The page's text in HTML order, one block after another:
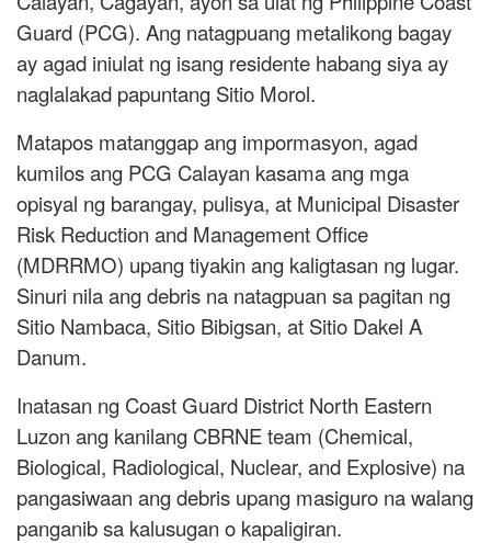
Guard (PCG). Ang natagpuang metalikong bagay
ay agad iniulat ng isang residente habang siya ay
naglalakad papuntang Sitio Morol.
Matapos matanggap ang impormasyon, agad
kumilos ang PCG Calayan kasama ang mga
opisyal ng barangay, pulisya, at Municipal Disaster
Risk Reduction and Management Office
(MDRRMO) upang tiyakin ang kaligtasan ng lugar.
Sinuri nila ang debris na natagpuan sa pagitan ng
Sitio Nambaca, Sitio Bibigsan, at Sitio Dakel A
Danum.
Inatasan ng Coast Guard District North Eastern
Luzon ang kanilang CBRNE team (Chemical,
Biological, Radiological, Nuclear, and Explosive) na
pangasiwaan ang debris upang masiguro na walang
panganib sa kalusugan o kapaligiran.